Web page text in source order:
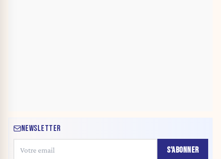
NEWSLETTER
S'ABONNER